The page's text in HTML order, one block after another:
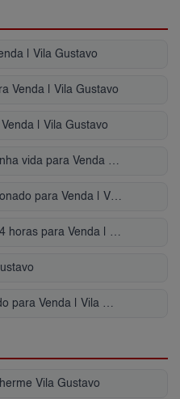
| Vila Gustavo
Venda | Vila Gustavo
| Vila Gustavo
Vila Gustavo